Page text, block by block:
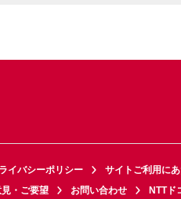
イバシーポリシー サイトご利用に
見・ご要望 お問い合わせ NTTド